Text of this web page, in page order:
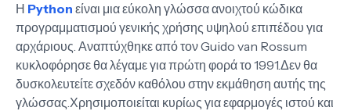
Η Python είναι μια εύκολη γλώσσα ανοιχτού κώδικα
προγραμματισμού γενικής χρήσης υψηλού επιπέδου για
αρχάριους. Αναπτύχθηκε από τον Guido van Rossum
κυκλοφόρησε θα λέγαμε για πρώτη φορά το 1991.Δεν θα
δυσκολευτείτε σχεδόν καθόλου στην εκμάθηση αυτής της
γλώσσας.Χρησιμοποιείται κυρίως για εφαρμογές ιστού και